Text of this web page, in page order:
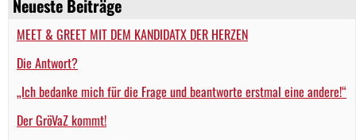
Neueste Beiträge
MEET & GREET MIT DEM KANDIDATX DER HERZEN
Die Antwort?
„Ich bedanke mich für die Frage und beantworte erstmal eine andere!“
Der GröVaZ kommt!